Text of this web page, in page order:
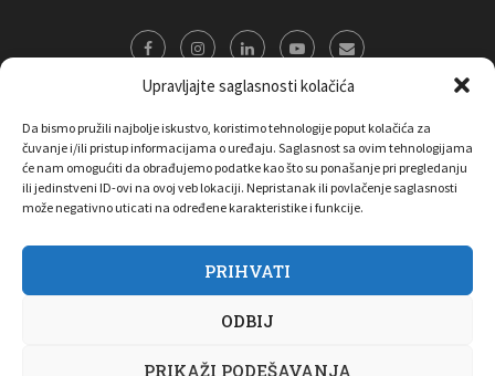
Upravljajte saglasnosti kolačića
Da bismo pružili najbolje iskustvo, koristimo tehnologije poput kolačića za
čuvanje i/ili pristup informacijama o uređaju. Saglasnost sa ovim tehnologijama
će nam omogućiti da obrađujemo podatke kao što su ponašanje pri pregledanju
ili jedinstveni ID-ovi na ovoj veb lokaciji. Nepristanak ili povlačenje saglasnosti
može negativno uticati na određene karakteristike i funkcije.
PRIHVATI
ODBIJ
PRIKAŽI PODEŠAVANJA
O nama Marketing Kontakt FAQ
Privatnost korisnika
Pravila korišćenja